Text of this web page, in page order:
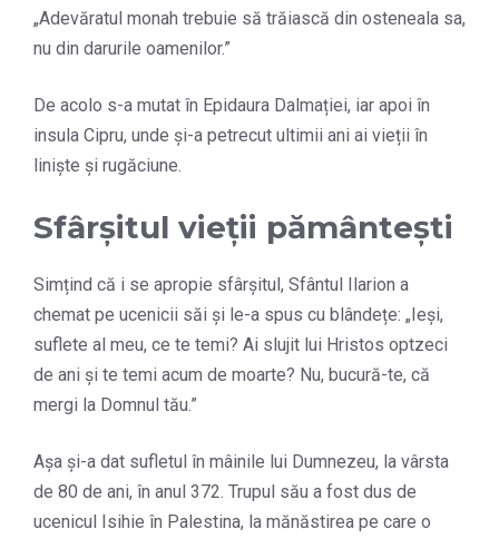
„Adevăratul monah trebuie să trăiască din osteneala sa,
nu din darurile oamenilor.”
De acolo s-a mutat în Epidaura Dalmației, iar apoi în
insula Cipru, unde și-a petrecut ultimii ani ai vieții în
liniște și rugăciune.
Sfârșitul vieții pământești
Simțind că i se apropie sfârșitul, Sfântul Ilarion a
chemat pe ucenicii săi și le-a spus cu blândețe: „Ieși,
suflete al meu, ce te temi? Ai slujit lui Hristos optzeci
de ani și te temi acum de moarte? Nu, bucură-te, că
mergi la Domnul tău.”
Așa și-a dat sufletul în mâinile lui Dumnezeu, la vârsta
de 80 de ani, în anul 372. Trupul său a fost dus de
ucenicul Isihie în Palestina, la mănăstirea pe care o